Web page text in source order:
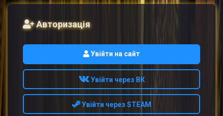
Авторизація
Увійти на сайт
Увійти через ВК
Увійти через STEAM